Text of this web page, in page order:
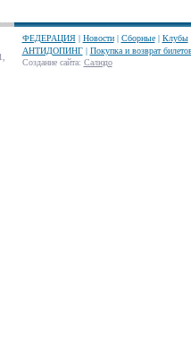
ФЕДЕРАЦИЯ| Новости| Сборные| Клубы
АНТИДОПИНГ| Покупка и возврат
Создание сайта: Салюдо